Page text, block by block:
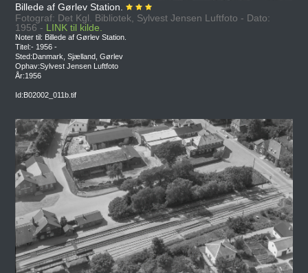
Billede af Gørlev Station.
Fotograf: Det Kgl. Bibliotek, Sylvest Jensen Luftfoto - Dato:
1956 - LINK til kilde.
Noter til: Billede af Gørlev Station.
Titel:- 1956 -
Sted:Danmark, Sjælland, Gørlev
Ophav:Sylvest Jensen Luftfoto
År:1956
Id:B02002_011b.tif